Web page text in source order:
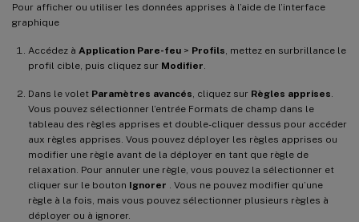
Pour afficher ou utiliser les données apprises à l’aide de l’interface
graphique
Accédez à Application Pare-feu > Profils , mettez en surbrillance le
profil cible, puis cliquez sur Modifier
Dans le volet Paramètres avancés , cliquez sur Règles apprises
Vous pouvez sélectionner l’entrée Formats de champ dans le
tableau des règles apprises et double-cliquer dessus pour accéder
aux règles apprises. Vous pouvez déployer les règles apprises ou
modifier une règle avant de la déployer en tant que règle de
relaxation. Pour annuler une règle, vous pouvez la sélectionner et
cliquer sur le bouton Ignorer . Vous ne pouvez modifier qu’une
règle à la fois, mais vous pouvez sélectionner plusieurs règles à
déployer ou à ignorer.